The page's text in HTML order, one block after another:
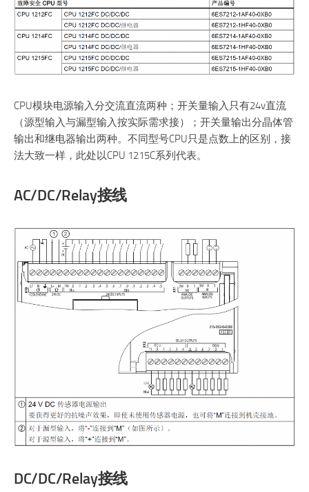
CPU模块电源输入分交流直流两种；开关量输入只有24v直流
（源型输入与漏型输入按实际需求接）；开关量输出分晶体管
输出和继电器输出两种。不同型号CPU只是点数上的区别，接
法大致一样，此处以CPU 1215C系列代表。
AC/DC/Relay接线
DC/DC/Relay接线